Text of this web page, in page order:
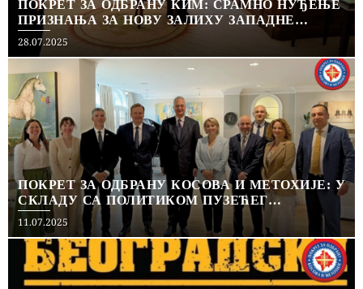
ПОКРЕТ ЗА ОДБРАНУ КИМ: СРАМНО НУЂЕЊЕ
ПРИЗНАЊА ЗА НОВУ ЗАЛИХУ ЗАПАДНЕ
ПОДРШКЕ
Posted
on
28.07.2025
ПОКРЕТ ЗА ОДБРАНУ КОСОВА И МЕТОХИЈЕ: У
СКЛАДУ СА ПОЛИТИКОМ ПУЗЕЋЕГ
ПРИЗНАЊА
Posted
on
11.07.2025